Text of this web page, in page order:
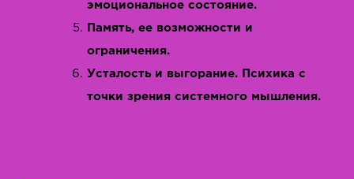
эмоциональное состояние.
Память, ее возможности и
ограничения.
Усталость и выгорание. Психика с
точки зрения системного мышления.